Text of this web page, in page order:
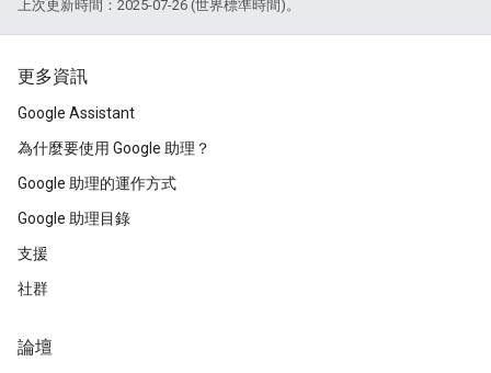
上次更新時間：2025-07-26 (世界標準時間)。
更多資訊
Google Assistant
為什麼要使用 Google 助理？
Google 助理的運作方式
Google 助理目錄
支援
社群
論壇